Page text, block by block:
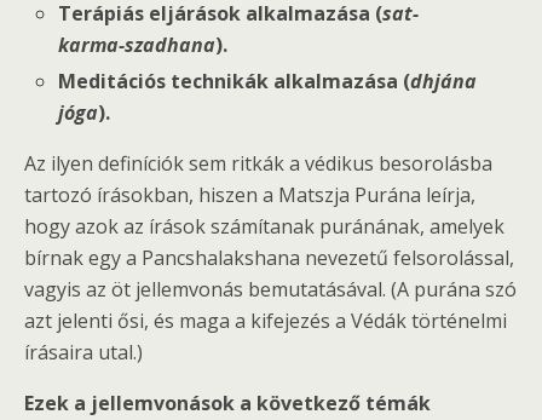
Terápiás eljárások alkalmazása (sat-
karma-szadhana).
Meditációs technikák alkalmazása (dhjána
jóga).
Az ilyen definíciók sem ritkák a védikus besorolásba
tartozó írásokban, hiszen a Matszja Purána leírja,
hogy azok az írások számítanak puránának, amelyek
bírnak egy a Pancshalakshana nevezetű felsorolással,
vagyis az öt jellemvonás bemutatásával. (A purána szó
azt jelenti ősi, és maga a kifejezés a Védák történelmi
írásaira utal.)
Ezek a jellemvonások a következő témák